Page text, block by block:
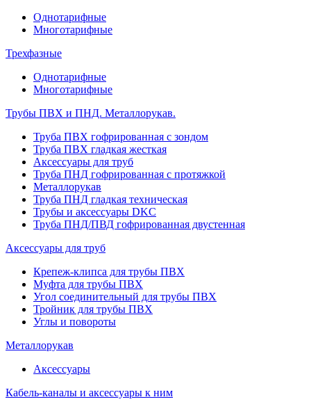
Однотарифные
Многотарифные
Трехфазные
Однотарифные
Многотарифные
Трубы ПВХ и ПНД. Металлорукав.
Труба ПВХ гофрированная с зондом
Труба ПВХ гладкая жесткая
Аксессуары для труб
Труба ПНД гофрированная с протяжкой
Металлорукав
Труба ПНД гладкая техническая
Трубы и аксессуары DKC
Труба ПНД/ПВД гофрированная двустенная
Аксессуары для труб
Крепеж-клипса для трубы ПВХ
Муфта для трубы ПВХ
Угол соединительный для трубы ПВХ
Тройник для трубы ПВХ
Углы и повороты
Металлорукав
Аксессуары
Кабель-каналы и аксессуары к ним